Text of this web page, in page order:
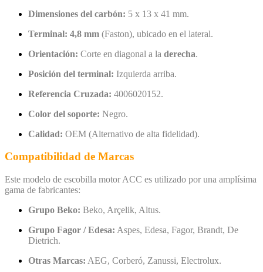
Dimensiones del carbón: 5 x 13 x 41 mm.
Terminal: 4,8 mm (Faston), ubicado en el lateral.
Orientación: Corte en diagonal a la derecha.
Posición del terminal: Izquierda arriba.
Referencia Cruzada: 4006020152.
Color del soporte: Negro.
Calidad: OEM (Alternativo de alta fidelidad).
Compatibilidad de Marcas
Este modelo de escobilla motor ACC es utilizado por una amplísima
gama de fabricantes:
Grupo Beko: Beko, Arçelik, Altus.
Grupo Fagor / Edesa: Aspes, Edesa, Fagor, Brandt, De
Dietrich.
Otras Marcas: AEG, Corberó, Zanussi, Electrolux.